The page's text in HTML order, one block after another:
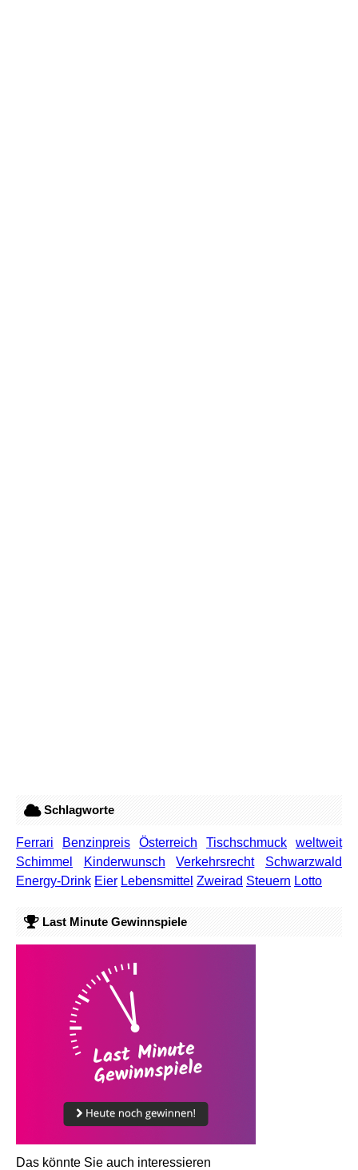
Schlagworte
Ferrari Benzinpreis Österreich Tischschmuck
weltweit
Schimmel
Kinderwunsch Verkehrsrecht
Schwarzwald
Energy-Drink Eier Lebensmittel Zweirad Steuern Lotto
Last Minute Gewinnspiele
Das könnte Sie auch interessieren